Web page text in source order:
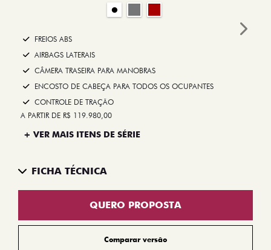
FREIOS ABS
AIRBAGS LATERAIS
CÂMERA TRASEIRA PARA MANOBRAS
ENCOSTO DE CABEÇA PARA TODOS OS OCUPANTES
CONTROLE DE TRAÇÃO
A PARTIR DE R$ 119.980,00
+ VER MAIS ITENS DE SÉRIE
FICHA TÉCNICA
QUERO PROPOSTA
Comparar versão
Next